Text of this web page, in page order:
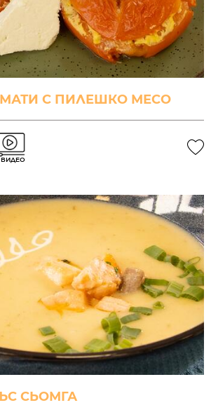
С ПИЛЕШКО МЕСО
ВИДЕО
СЬОМГА